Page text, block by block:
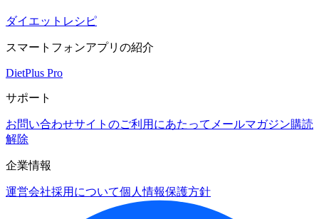
ダイエットレシピ
スマートフォンアプリの紹介
DietPlus Pro
サポート
お問い合わせサイトのご利用にあたって メールマガジン購読
解除
企業情報
運営会社採用について個人情報保護方針